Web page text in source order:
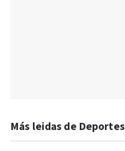
Más leidas de Deportes